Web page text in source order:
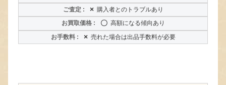
× 購入者とのトラブルあり
〇 高額になる傾向あり
× 売れた場合は出品手数料が必要